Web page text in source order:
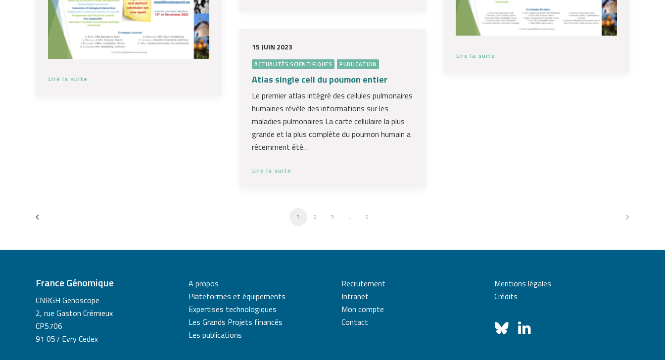
Lire la suite
Lire la suite
15 JUIN 2023
ACTUALITÉS SCIENTIFIQUES PUBLICATION
Atlas single cell du poumon entier
Le premier atlas intégré des cellules pulmonaires
humaines révèle des informations sur les
maladies pulmonaires La carte cellulaire la plus
grande et la plus complète du poumon humain a
récemment été…
Lire la suite
1 2 3 … 5
France Génomique
CNRGH Genoscope
2, rue Gaston Crémieux
CP5706
91 057 Evry Cedex
A propos
Plateformes et équipements
Expertises technologiques
Les Grands Projets financés
Les publications
Recrutement
Intranet
Mon compte
Contact
Mentions légales
Crédits